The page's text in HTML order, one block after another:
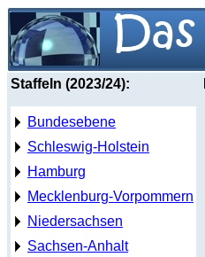
Staffeln (2023/24):
Bundesebene
Schleswig-Holstein
Hamburg
Mecklenburg-Vorpommern
Niedersachsen
Sachsen-Anhalt